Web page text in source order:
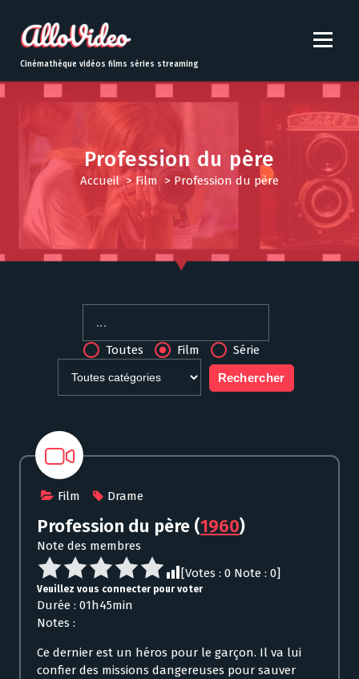
t
o
Cinémathèque vidéos films séries streaming
Profession du père
Accueil>Film> Profession du père
Toutes Film Série
Film Drame
Profession du père (1960)
Note des membres
[Votes : 0 Note : 0]
Veuillez vous connecter pour voter
Durée : 01h45min
Notes :
Ce dernier est un héros pour le garçon. Il va lui
confier des missions dangereuses pour sauver